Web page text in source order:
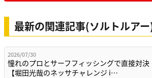
最新の関連記事(ソルトルア
2026/07/30
憧れのプロとサーフフィッシングで直接対決
【堀田光哉のネッサチャレンジ i…